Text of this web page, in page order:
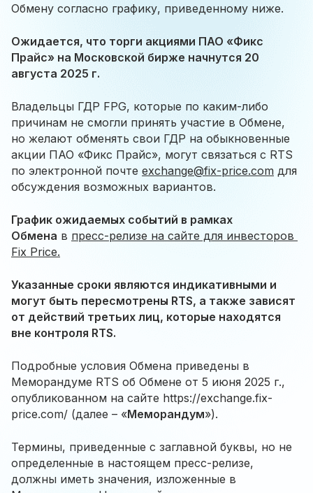
Обмену согласно графику, приведенному ниже.
Ожидается, что торги акциями ПАО «Фикс
Прайс» на Московской бирже начнутся 20
августа 2025 г.
Владельцы ГДР FPG, которые по каким-либо
причинам не смогли принять участие в Обмене,
но желают обменять свои ГДР на обыкновенные
акции ПАО «Фикс Прайс», могут связаться с RTS
по электронной почте exchange@fix-price.com для
обсуждения возможных вариантов.
График ожидаемых событий в рамках
Обмена в пресс-релизе на сайте для инвесторов
Fix Price.
Указанные сроки являются индикативными и
могут быть пересмотрены RTS, а также зависят
от действий третьих лиц, которые находятся
вне контроля RTS.
Подробные условия Обмена приведены в
Меморандуме RTS об Обмене от 5 июня 2025 г.,
опубликованном на сайте https://exchange.fix-
price.com/ (далее – «Меморандум»).
Термины, приведенные с заглавной буквы, но не
определенные в настоящем пресс-релизе,
должны иметь значения, изложенные в